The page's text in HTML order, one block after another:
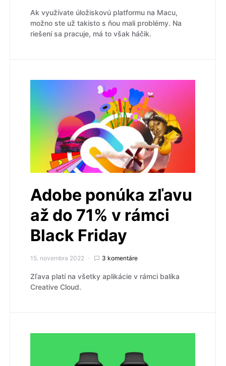
Ak využívate úložiskovú platformu na Macu,
možno ste už takisto s ňou mali problémy. Na
riešení sa pracuje, má to však háčik.
Adobe ponúka zľavu
až do 71% v rámci
Black Friday
15. novembra 2022 3 komentáre
Zľava platí na všetky aplikácie v rámci balíka
Creative Cloud.